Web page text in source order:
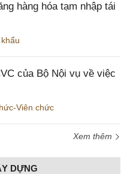
hàng hóa tạm nhập tái
của Bộ Nội vụ về việc
Viên chức
Xem thêm
DỰNG